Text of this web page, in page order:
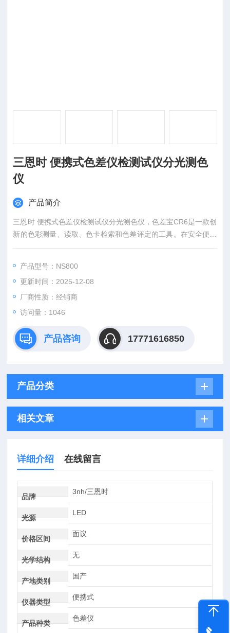
三恩时 便携式色差仪检测试仪分光测色
仪
产品简介
三恩时 便携式色差仪检测试仪分光测色仪，色差宝CR6是一款创
新的色彩测量、读取、色卡检索和色差评定的工具。在安全便携
的体积中整合了*的色彩识别能力，通过蓝牙与手机设备无缝连接
产品型号：NS800
更新时间：2025-12-08
厂商性质：经销商
访问量：1046
产品咨询 17771616850
产品分类
相关文章
详细介绍 在线留言
品牌
3nh/三恩时
光源
LED
价格区间
面议
光学结构
无
产地类别
国产
仪器类型
便携式
产品种类
色差仪